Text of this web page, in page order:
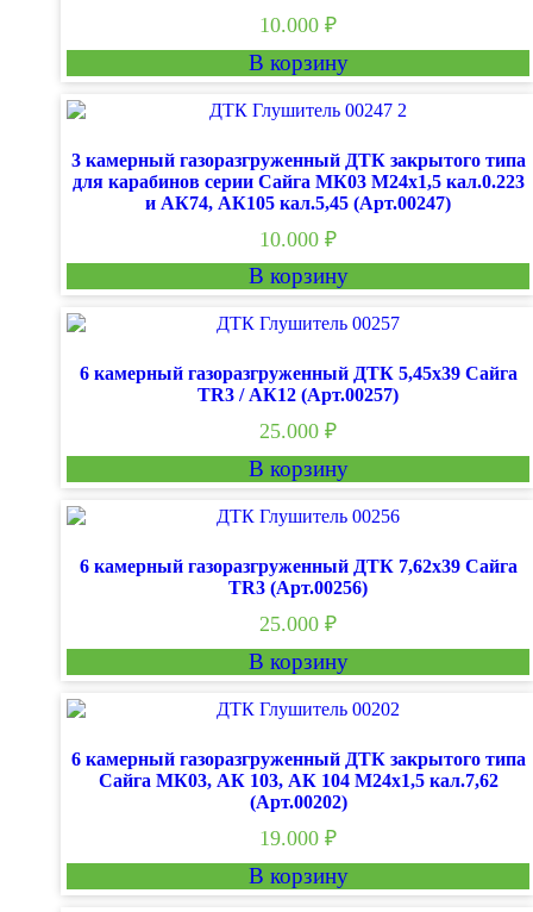
10.000₽
В корзину
3 камерный газоразгруженный ДТК закрытого типа
для карабинов серии Сайга МК03 М24х1,5 кал.0.223
и АК74, АК105 кал.5,45 (Арт.00247)
10.000₽
В корзину
6 камерный газоразгруженный ДТК 5,45х39 Сайга
TR3 / АК12 (Арт.00257)
25.000₽
В корзину
6 камерный газоразгруженный ДТК 7,62х39 Сайга
TR3 (Арт.00256)
25.000₽
В корзину
6 камерный газоразгруженный ДТК закрытого типа
Сайга МК03, АК 103, АК 104 М24х1,5 кал.7,62
(Арт.00202)
19.000₽
В корзину